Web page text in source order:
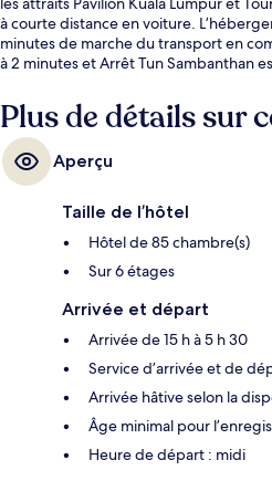
à courte distance en voiture.
minutes de marche du transport en
à 2 minutes et Arrêt Tun Sambanthan
Plus de détails sur
Aperçu
Taille de l’hôtel
Hôtel de 85 chambre(s)
Sur 6 étages
Arrivée et départ
Arrivée de 15 h à 5 h 30
Service d’arrivée et de
Arrivée hâtive selon la
Âge minimal pour
Heure de départ : midi